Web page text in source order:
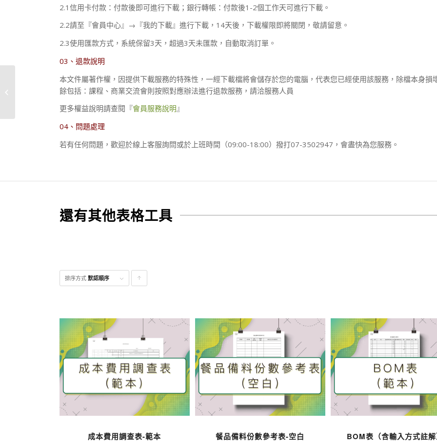
2.1信用卡付款：付款後即可進行下載；銀行轉帳：付款後1-2個工作天可進行下載。
2.2請至『會員中心』→『我的下載』進行下載，14天後，下載權限即將關閉，敬請留意。
2.3使用匯款方式，系統保留3天，超過3天未匯款，自動取消訂單。
03、退款說明
本文件屬著作權，因提供下載服務的特殊性，一經下載檔將會儲存於您的電腦，代表您已經使用該服務，除檔本身
餘包括：課程、商業交流會則按照對應辦法進行退款服務，請洽服務人員
更多權益說明請查閱『會員服務說明』
04、問題處理
若有任何問題，歡迎於線上客服詢問或於上班時間（09:00-18:00）撥打07-3502947，會盡快為您服務。
還有其他表格工具
排序方式 默認順序
品
成本費用調查表-範本 餐品備料份數參考表-空白 BOM表（含輸入方式註解
營運效能績效標準表(服